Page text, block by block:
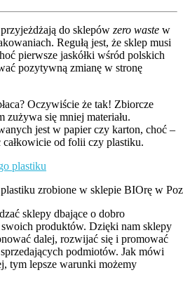
do sklepów zero waste w
Regułą jest, że sklep musi
pierwsze jaskółki wśród polskich
pozytywną zmianę w stronę
Oczywiście że tak! Zbiorcze
zużywa się mniej materiału.
jest w papier czy karton, choć –
od folii czy plastiku.
zrobione w sklepie BIOrę w
sklepy dbające o dobro
produktów. Dzięki nam sklepy
dalej, rozwijać się i promować
podmiotów. Jak mówi
tym lepsze warunki możemy